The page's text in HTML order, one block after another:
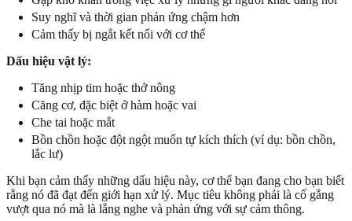
Suy nghĩ và thời gian phản ứng chậm hơn
Cảm thấy bị ngắt kết nối với cơ thể
Dấu hiệu vật lý:
Tăng nhịp tim hoặc thở nông
Căng cơ, đặc biệt ở hàm hoặc vai
Che tai hoặc mắt
Bồn chồn hoặc đột ngột muốn tự kích thích (ví dụ: bồn chồn,
lắc lư)
Khi bạn cảm thấy những dấu hiệu này, cơ thể bạn đang cho bạn biết
rằng nó đã đạt đến giới hạn xử lý. Mục tiêu không phải là cố gắng
vượt qua nó mà là lắng nghe và phản ứng với sự cảm thông.